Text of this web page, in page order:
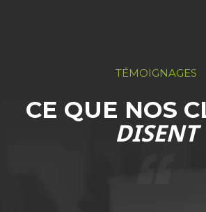
TÉMOIGNAGES
CE QUE NOS
DISENT